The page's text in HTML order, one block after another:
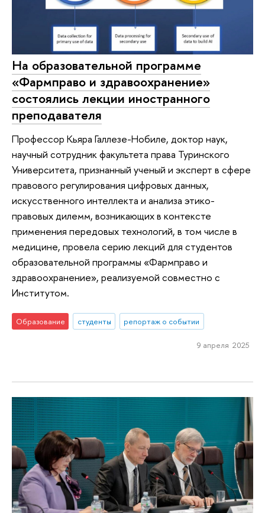
На образовательной программе
«Фармправо и здравоохранение»
состоялись лекции иностранного
преподавателя
Профессор Кьяра Галлезе-Нобиле, доктор наук,
научный сотрудник факультета права Туринского
Университета, признанный ученый и эксперт в сфере
правового регулирования цифровых данных,
искусственного интеллекта и анализа этико-
правовых дилемм, возникающих в контексте
применения передовых технологий, в том числе в
медицине, провела серию лекций для студентов
образовательной программы «Фармправо и
здравоохранение», реализуемой совместно с
Институтом.
Образование студенты репортаж о событии
9 апреля 2025